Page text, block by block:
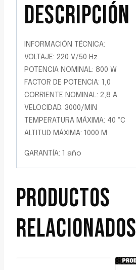
DESCRIPCIÓN
INFORMACIÓN TÉCNICA:
VOLTAJE: 220 V/50 Hz
POTENCIA NOMINAL: 800 W
FACTOR DE POTENCIA: 1,0
CORRIENTE NOMINAL: 2,8 A
VELOCIDAD: 3000/MIN
TEMPERATURA MÁXIMA: 40 °C
ALTITUD MÁXIMA: 1000 M
GARANTÍA: 1 año
PRODUCTOS
RELACIONADOS